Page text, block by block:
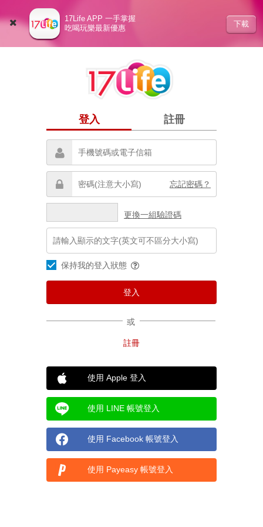
17Life APP 一手掌握
吃喝玩樂最新優惠
下載
登入 註冊
忘記密碼？
更換一組驗證碼
保持我的登入狀態
或
使用 Apple 登入
使用 LINE 帳號登入
使用 Facebook 帳號登入
使用 Payeasy 帳號登入